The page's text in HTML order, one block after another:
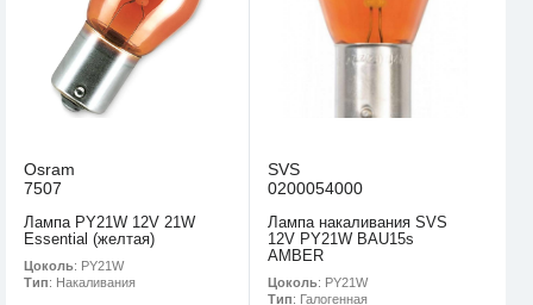
Osram
7507
Лампа PY21W 12V 21W
Essential (желтая)
Цоколь: PY21W
Тип: Накаливания
SVS
0200054000
Лампа накаливания SVS
12V PY21W BAU15s
AMBER
Цоколь: PY21W
Тип: Галогенная